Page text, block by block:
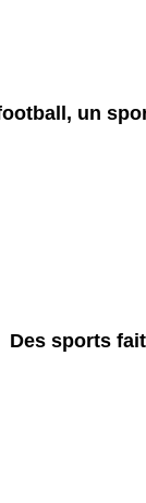
un
Des sports